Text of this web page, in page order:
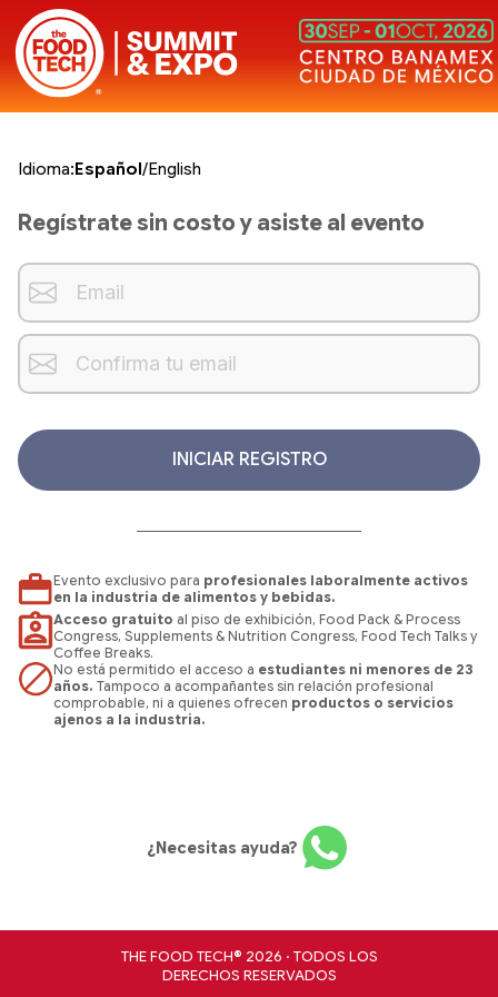
Idioma:Español/English
Regístrate sin costo y asiste al evento
INICIAR REGISTRO
Evento exclusivo para profesionales laboralmente activos
en la industria de alimentos y bebidas.
Acceso gratuito al piso de exhibición, Food Pack & Process
Congress, Supplements & Nutrition Congress, Food Tech Talks y
Coffee Breaks.
No está permitido el acceso a estudiantes ni menores de 23
años. Tampoco a acompañantes sin relación profesional
comprobable, ni a quienes ofrecen productos o servicios
ajenos a la industria.
¿Necesitas ayuda?
THE FOOD TECH® 2026 · TODOS LOS
DERECHOS RESERVADOS